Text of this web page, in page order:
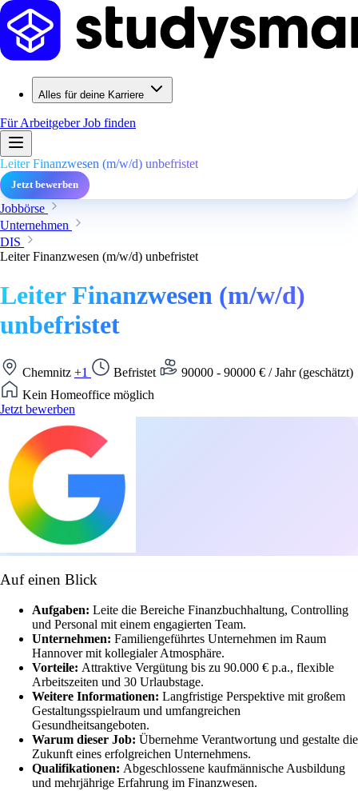
Alles für deine Karriere
Für ArbeitgeberJob finden
Leiter Finanzwesen (m/w/d) unbefristet
Jetzt bewerben
Jobbörse
Unternehmen
DIS
Leiter Finanzwesen (m/w/d) unbefristet
Leiter Finanzwesen (m/w/d)
unbefristet
Chemnitz +1 Befristet
90000 - 90000 € / Jahr (geschätzt)
Kein Homeoffice möglich
Jetzt bewerben
Auf einen Blick
Aufgaben: Leite die Bereiche Finanzbuchhaltung, Controlling
und Personal mit einem engagierten Team.
Unternehmen: Familiengeführtes Unternehmen im Raum
Hannover mit kollegialer Atmosphäre.
Vorteile: Attraktive Vergütung bis zu 90.000 € p.a., flexible
Arbeitszeiten und 30 Urlaubstage.
Weitere Informationen: Langfristige Perspektive mit großem
Gestaltungsspielraum und umfangreichen
Gesundheitsangeboten.
Warum dieser Job: Übernehme Verantwortung und gestalte die
Zukunft eines erfolgreichen Unternehmens.
Qualifikationen: Abgeschlossene kaufmännische Ausbildung
und mehrjährige Erfahrung im Finanzwesen.